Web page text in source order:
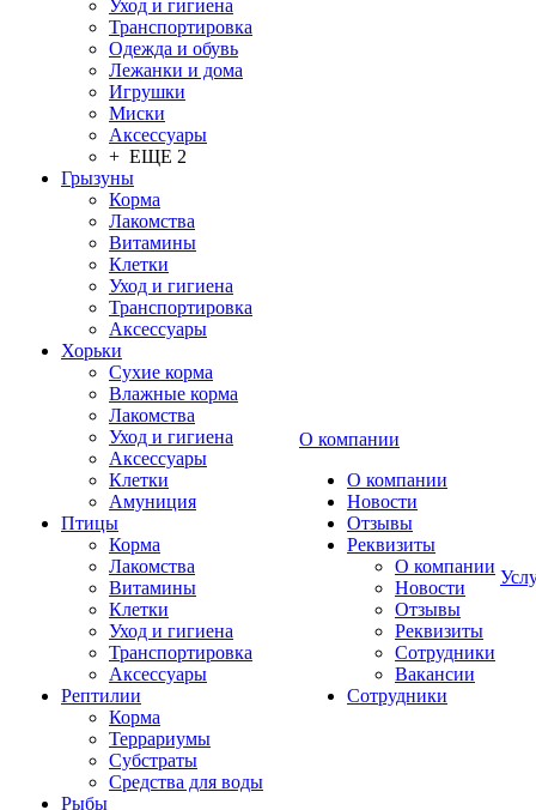
Уход и гигиена
Транспортировка
Одежда и обувь
Лежанки и дома
Игрушки
Миски
Аксессуары
+ ЕЩЕ 2
Грызуны
Корма
Лакомства
Витамины
Клетки
Уход и гигиена
Транспортировка
Аксессуары
Хорьки
Сухие корма
Влажные корма
Лакомства
Уход и гигиена
Аксессуары
Клетки
Амуниция
Птицы
Корма
Лакомства
Витамины
Клетки
Уход и гигиена
Транспортировка
Аксессуары
Рептилии
Корма
Террариумы
Субстраты
Средства для воды
Рыбы
О компании
О компании
Новости
Отзывы
Реквизиты
О компании
Новости
Отзывы
Реквизиты
Сотрудники
Вакансии
Сотрудники